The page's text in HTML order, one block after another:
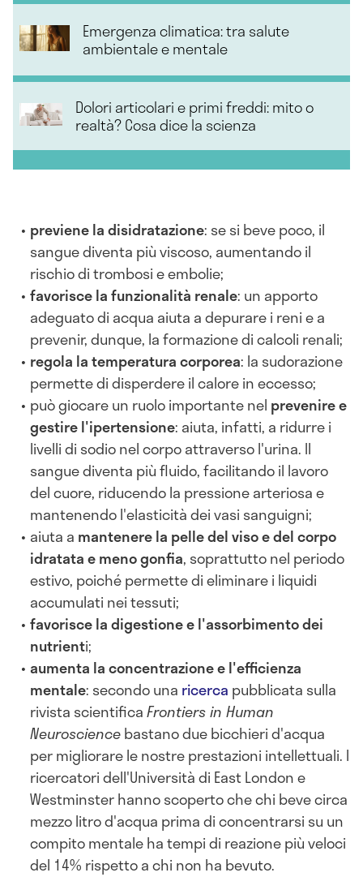
Emergenza climatica: tra salute
ambientale e mentale
Dolori articolari e primi freddi: mito o
realtà? Cosa dice la scienza
previene la disidratazione: se si beve poco, il
sangue diventa più viscoso, aumentando il
rischio di trombosi e embolie;
favorisce la funzionalità renale: un apporto
adeguato di acqua aiuta a depurare i reni e a
prevenir, dunque, la formazione di calcoli renali;
regola la temperatura corporea: la sudorazione
permette di disperdere il calore in eccesso;
può giocare un ruolo importante nel prevenire e
gestire l'ipertensione: aiuta, infatti, a ridurre i
livelli di sodio nel corpo attraverso l'urina. Il
sangue diventa più fluido, facilitando il lavoro
del cuore, riducendo la pressione arteriosa e
mantenendo l'elasticità dei vasi sanguigni;
aiuta a mantenere la pelle del viso e del corpo
idratata e meno gonfia, soprattutto nel periodo
estivo, poiché permette di eliminare i liquidi
accumulati nei tessuti;
favorisce la digestione e l'assorbimento dei
nutrienti;
aumenta la concentrazione e l'efficienza
mentale: secondo una ricerca pubblicata sulla
rivista scientificaFrontiers in Human
Neurosciencebastano due bicchieri d'acqua
per migliorare le nostre prestazioni intellettuali. I
ricercatori dell'Università di East London e
Westminster hanno scoperto che chi beve circa
mezzo litro d'acqua prima di concentrarsi su un
compito mentale ha tempi di reazione più veloci
del 14% rispetto a chi non ha bevuto.